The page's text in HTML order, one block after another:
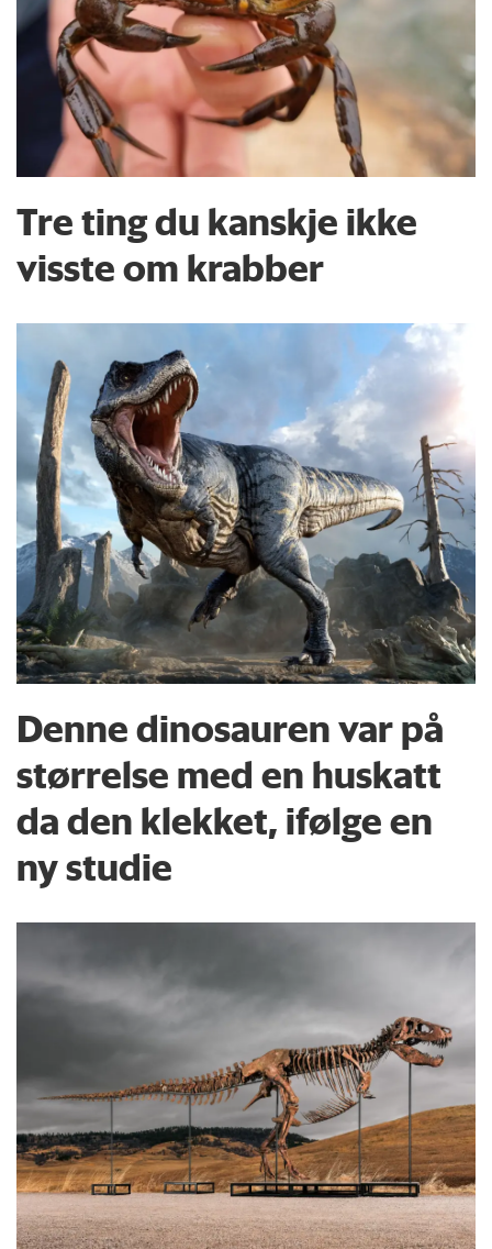
Tre ting du kanskje ikke
visste om krabber
Denne dinosauren var på
størrelse med en huskatt
da den klekket, ifølge en
ny studie